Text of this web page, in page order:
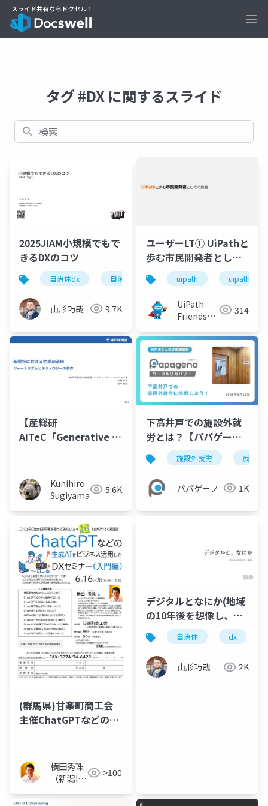
タグ #DX に関するスライド
検索
2025JIAM小規模でもで
きるDXのコツ
自治体dx 自治体 dx
山形巧哉 9.7K
ユーザーLT① UiPathと
歩む市民開発者として
の旅路uipath
UiPath
Friends
314
【産総研
AITeC「Generative AI
演資料
Kunihiro
Sugiyama
5.6K
下高井戸での施設外就
労とは？【パパゲー
ノ】
施設外就労 就労継
パパゲーノ 1K
(群馬県)甘楽町商工会
主催ChatGPTなどの生
横田秀珠
（新潟IT
>100
デジタルとなにか(地域
の10年後を想像し、今
すぐ行動を)
自治体 dx
山形巧哉 2K